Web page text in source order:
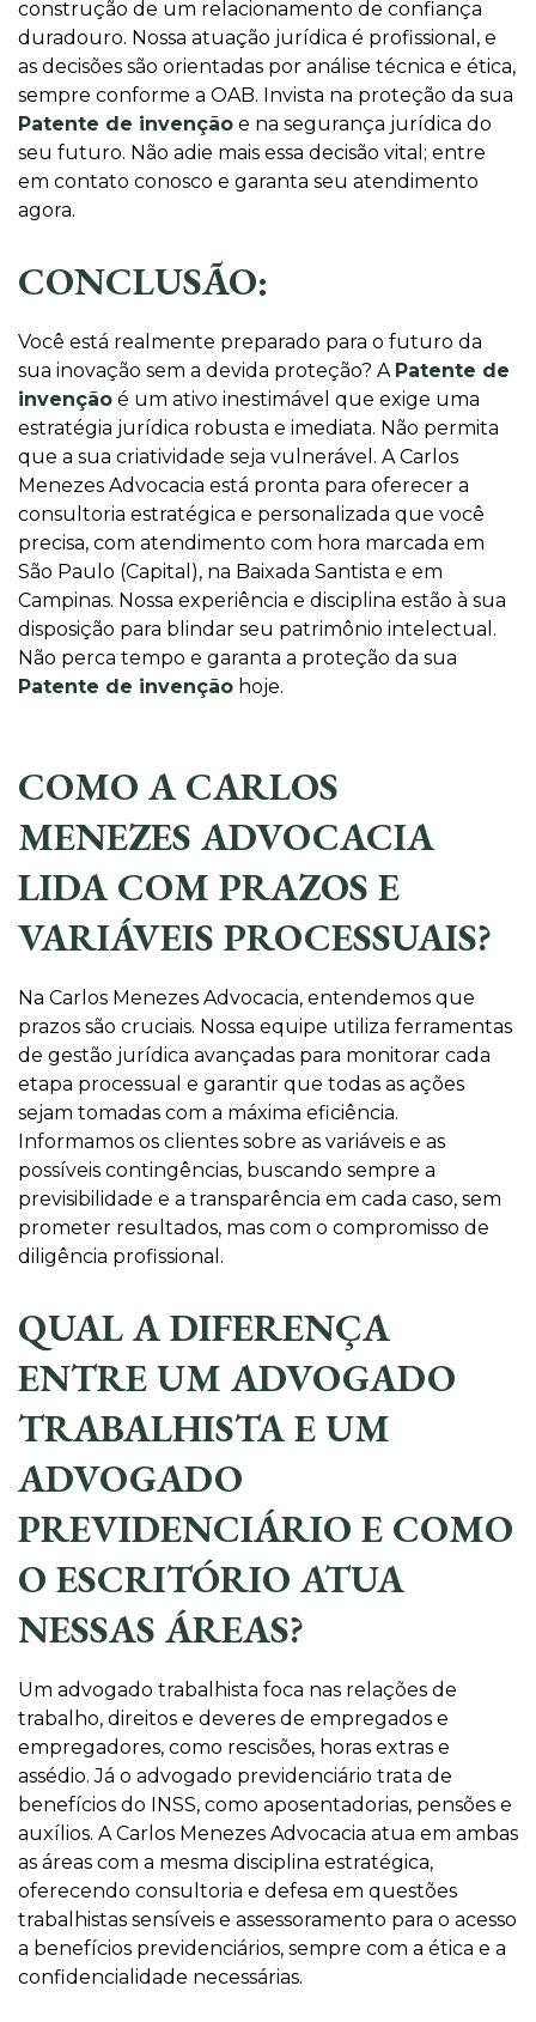
construção de um relacionamento de confiança
duradouro. Nossa atuação jurídica é profissional, e
as decisões são orientadas por análise técnica e ética,
sempre conforme a OAB. Invista na proteção da sua
Patente de invenção e na segurança jurídica do
seu futuro. Não adie mais essa decisão vital; entre
em contato conosco e garanta seu atendimento
agora.
CONCLUSÃO:
Você está realmente preparado para o futuro da
sua inovação sem a devida proteção? A Patente de
invenção é um ativo inestimável que exige uma
estratégia jurídica robusta e imediata. Não permita
que a sua criatividade seja vulnerável. A Carlos
Menezes Advocacia está pronta para oferecer a
consultoria estratégica e personalizada que você
precisa, com atendimento com hora marcada em
São Paulo (Capital), na Baixada Santista e em
Campinas. Nossa experiência e disciplina estão à sua
disposição para blindar seu patrimônio intelectual.
Não perca tempo e garanta a proteção da sua
Patente de invenção hoje.
COMO A CARLOS
MENEZES ADVOCACIA
LIDA COM PRAZOS E
VARIÁVEIS PROCESSUAIS?
Na Carlos Menezes Advocacia, entendemos que
prazos são cruciais. Nossa equipe utiliza ferramentas
de gestão jurídica avançadas para monitorar cada
etapa processual e garantir que todas as ações
sejam tomadas com a máxima eficiência.
Informamos os clientes sobre as variáveis e as
possíveis contingências, buscando sempre a
previsibilidade e a transparência em cada caso, sem
prometer resultados, mas com o compromisso de
diligência profissional.
QUAL A DIFERENÇA
ENTRE UM ADVOGADO
TRABALHISTA E UM
ADVOGADO
PREVIDENCIÁRIO E COMO
O ESCRITÓRIO ATUA
NESSAS ÁREAS?
Um advogado trabalhista foca nas relações de
trabalho, direitos e deveres de empregados e
empregadores, como rescisões, horas extras e
assédio. Já o advogado previdenciário trata de
benefícios do INSS, como aposentadorias, pensões e
auxílios. A Carlos Menezes Advocacia atua em ambas
as áreas com a mesma disciplina estratégica,
oferecendo consultoria e defesa em questões
trabalhistas sensíveis e assessoramento para o acesso
a benefícios previdenciários, sempre com a ética e a
confidencialidade necessárias.